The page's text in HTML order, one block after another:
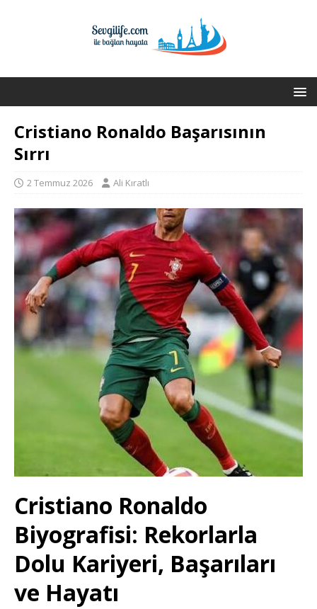
Cristiano Ronaldo Başarısının
Sırrı
2 Temmuz 2026 Ali Kıratlı
Cristiano Ronaldo
Biyografisi: Rekorlarla
Dolu Kariyeri, Başarıları
ve Hayatı